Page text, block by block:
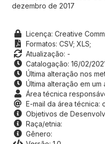
dezembro de 2017
Licença: Creative
Formatos: CSV; XLS;
Atualização: -
Catalogação: 16/02/
Última alteração nos
Última alteração em
Área técnica
E-mail da área técnica:
Objetivos de
Raça/etnia:
Gênero: